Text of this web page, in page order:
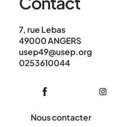
7, rue Lebas
49000 ANGERS
usep49@usep.org
0253610044
Nous contacter